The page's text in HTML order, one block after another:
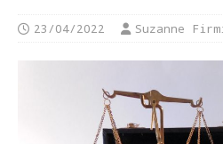
23/04/2022 Suzanne